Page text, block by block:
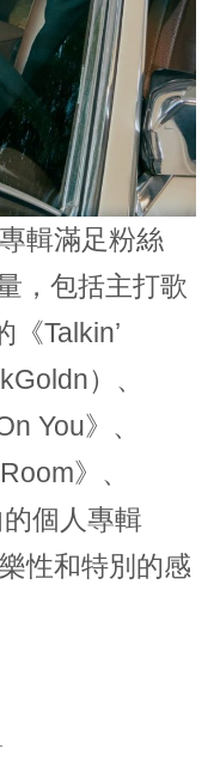
輯滿足粉絲
，包括主打歌
《Talkin’
）、
You》、
》、
的個人專輯
性和特別的感